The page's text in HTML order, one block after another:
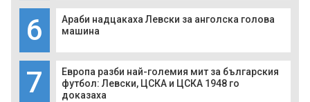
6
Араби надцакаха Левски за анголска голова
машина
7
Европа разби най-големия мит за българския
футбол: Левски, ЦСКА и ЦСКА 1948 го
доказаха